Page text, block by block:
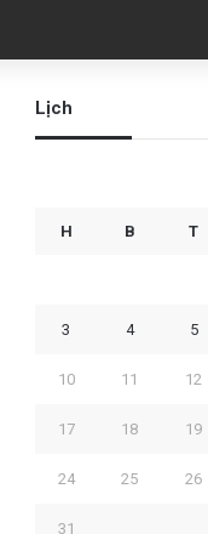
Lịch
H B T
3 4 5
10 11 12
17 18 19
24 25 26
31